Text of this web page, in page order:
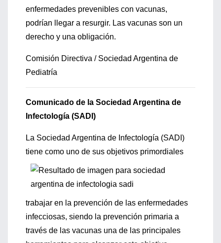
enfermedades prevenibles con vacunas,
podrían llegar a resurgir. Las vacunas son un
derecho y una obligación.
Comisión Directiva / Sociedad Argentina de
Pediatría
Comunicado de la Sociedad Argentina de
Infectología (SADI)
La Sociedad Argentina de Infectología (SADI)
tiene como uno de sus objetivos primordiales
trabajar en la prevención de las enfermedades
infecciosas, siendo la prevención primaria a
través de las vacunas una de las principales